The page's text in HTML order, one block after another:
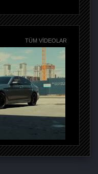
TÜM VIDEOLAR